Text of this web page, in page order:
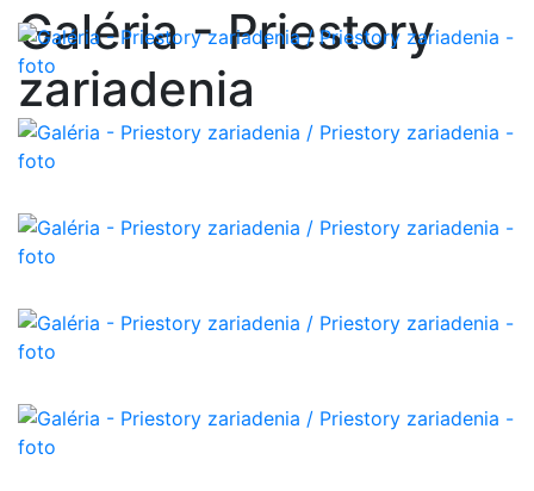
Galéria - Priestory
zariadenia